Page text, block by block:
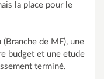
la place pour le
de MF), une
budget et une etude
terminé.